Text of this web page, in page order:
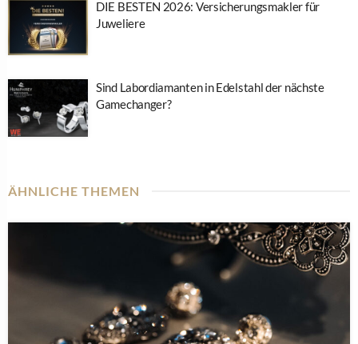
DIE BESTEN 2026: Versicherungsmakler für
Juweliere
Sind Labordiamanten in Edelstahl der nächste
Gamechanger?
ÄHNLICHE THEMEN